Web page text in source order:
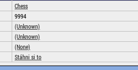
Chess
9994
(Unknown)
(Unknown)
(None)
Stáhni si to